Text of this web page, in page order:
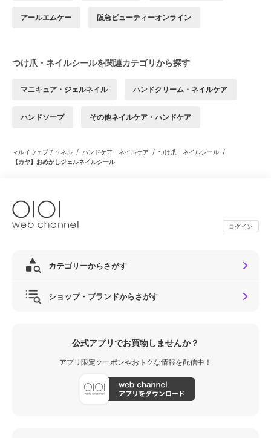
アールエムケー 阪急ビューティーオンライン
つけ爪・ネイルシールを関連カテゴリから探す
マニキュア・ジェルネイル ハンドクリーム・ネイルケア
ハンドソープ その他ネイルケア・ハンドケア
マルイウェブチャネル / ハンドケア・ネイルケア / つけ爪・ネイルシール /
【カヤ】おめかしジェルネイルシール
ログイン
カテゴリーからさがす
ショップ・ブランドからさがす
公式アプリでお買物しませんか？
アプリ限定クーポンやおトクな情報を配信中！